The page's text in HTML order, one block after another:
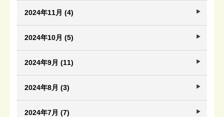
2024年11月 (4)
2024年10月 (5)
2024年9月 (11)
2024年8月 (3)
2024年7月 (7)